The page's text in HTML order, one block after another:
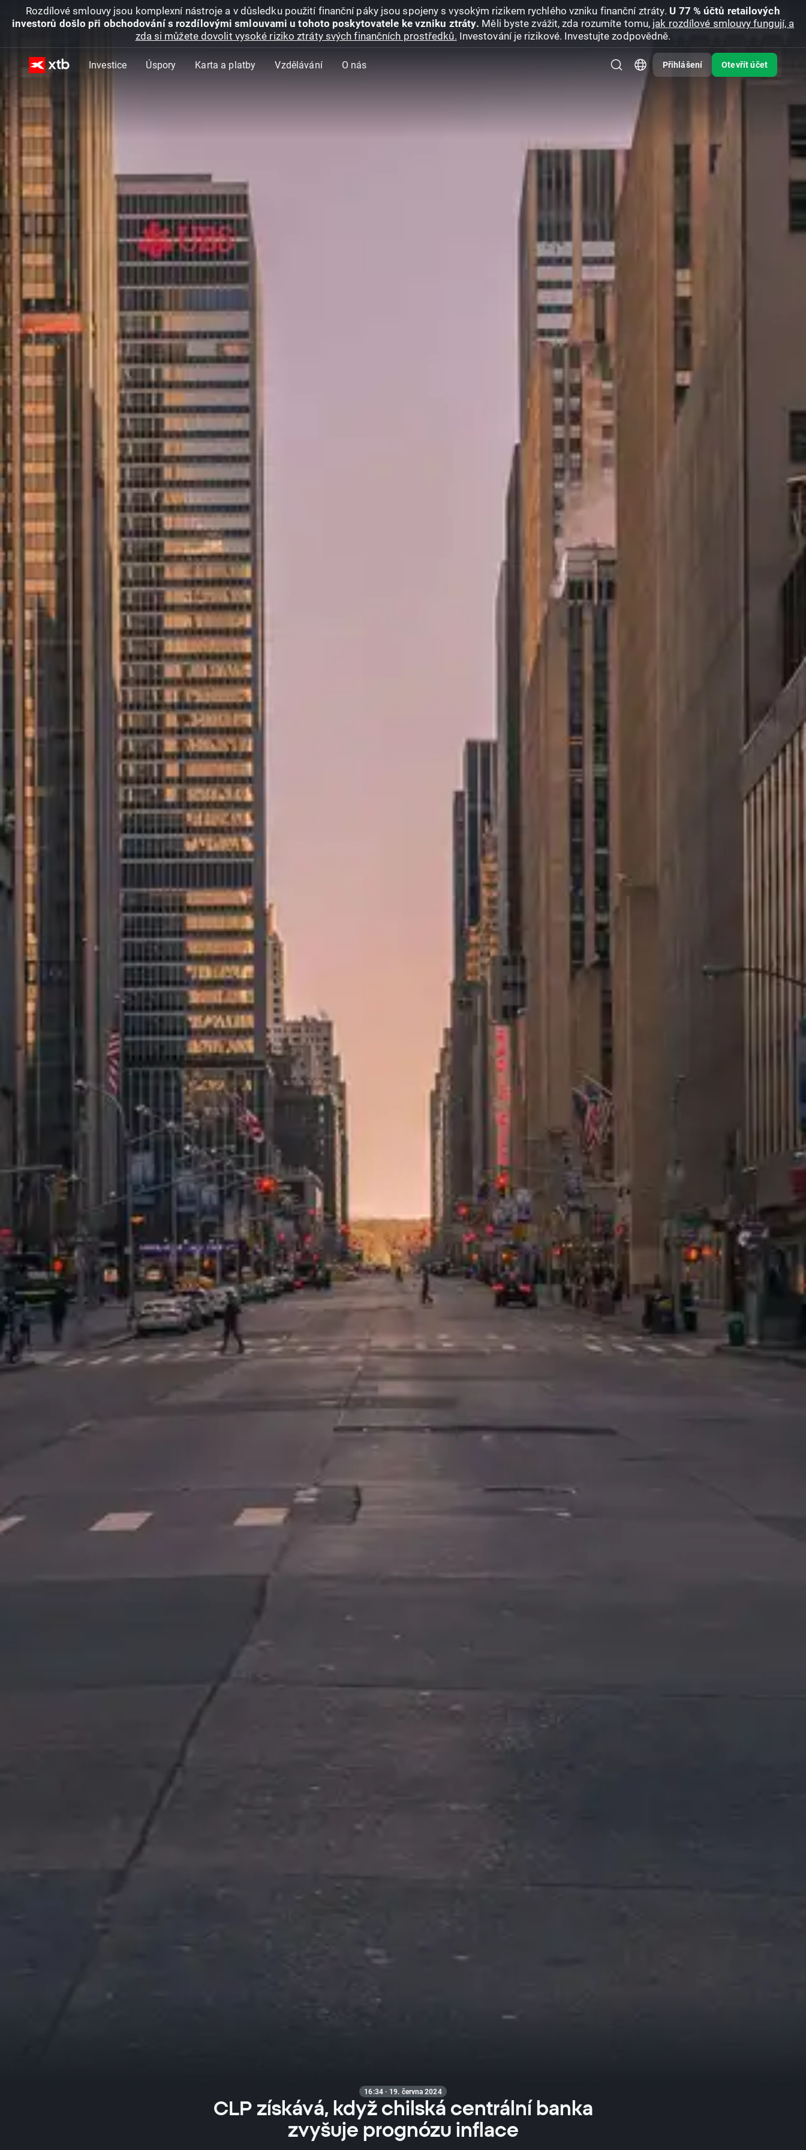
Rozdílové smlouvy jsou komplexní nástroje a v důsledku použití finanční páky jsou spojeny s vysokým rizikem rychlého vzniku finanční ztráty. U 77 % účtů retailových
investorů došlo při obchodování s rozdílovými smlouvami u tohoto poskytovatele ke vzniku ztráty. Měli byste zvážit, zda rozumíte tomu, jak rozdílové smlouvy fungují, a
zda si můžete dovolit vysoké riziko ztráty svých finančních prostředků. Investování je rizikové. Investujte zodpovědně.
Investice Úspory Karta a platby Vzdělávání O nás Přihlášení Otevřít účet
16:34 · 19. června 2024
CLP získává, když chilská centrální banka
zvyšuje prognózu inflace